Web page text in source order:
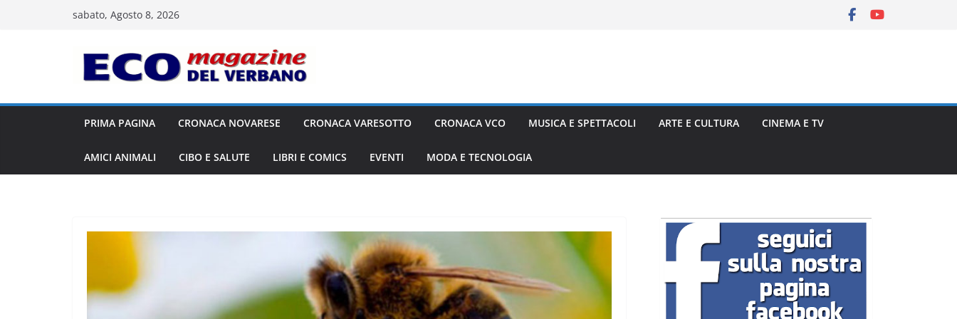
sabato, Agosto 8, 2026
PRIMA PAGINA CRONACA NOVARESE CRONACA VARESOTTO CRONACA VCO MUSICA E SPETTACOLI ARTE E CULTURA CINEMA E TV
AMICI ANIMALI CIBO E SALUTE LIBRI E COMICS EVENTI MODA E TECNOLOGIA